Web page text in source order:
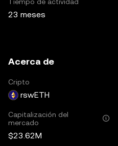
23 meses
Acerca de
Cripto
rswETH
Capitalización del
mercado
$23.62M